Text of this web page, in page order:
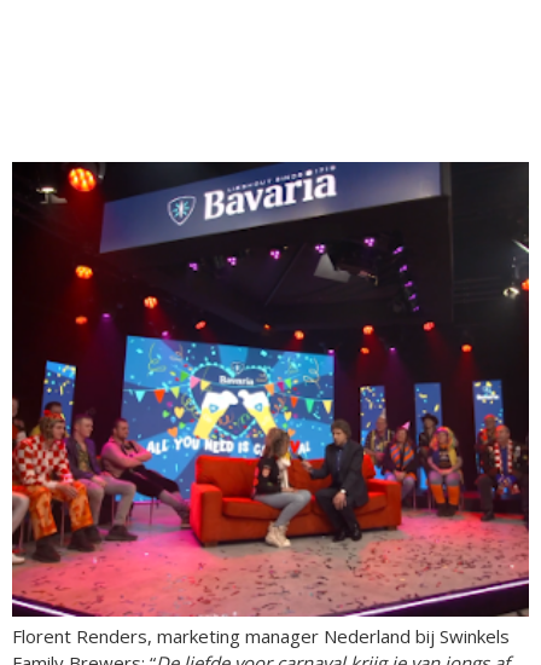
Florent Renders, marketing manager Nederland bij Swinkels